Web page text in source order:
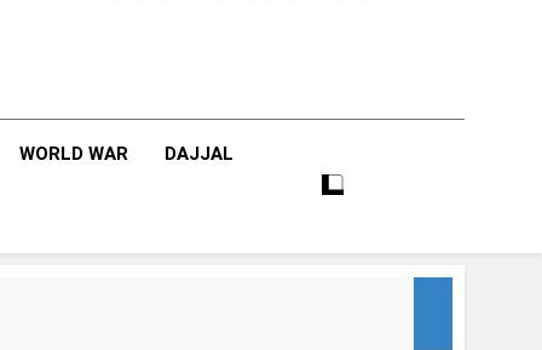
WORLD WAR DAJJAL